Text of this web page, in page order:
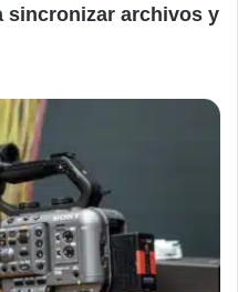
sincronizar archivos y